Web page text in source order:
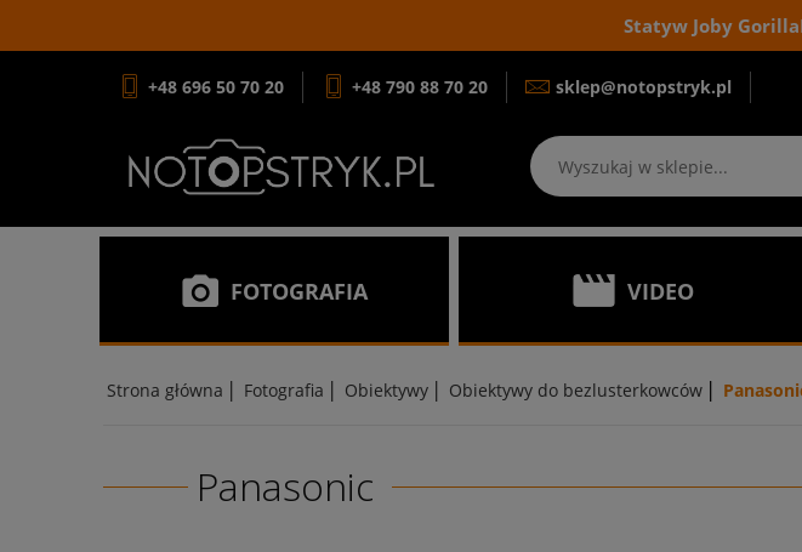
Statyw Joby
+48 696 50 70 20 +48 790 88 70 20 sklep@notopstryk.pl
FOTOGRAFIA VIDEO
Strona główna | Fotografia | Obiektywy | Obiektywy do bezlusterkowców |
Panasonic